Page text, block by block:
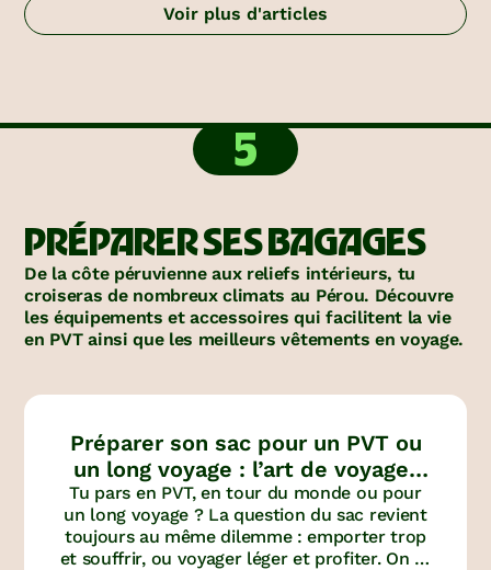
Voir plus d'articles
5
PRÉPARER SES BAGAGES
De la côte péruvienne aux reliefs intérieurs, tu
croiseras de nombreux climats au Pérou. Découvre
les équipements et accessoires qui facilitent la vie
en PVT ainsi que les meilleurs vêtements en voyage.
Préparer son sac pour un PVT ou
un long voyage : l’art de voyager
léger
Tu pars en PVT, en tour du monde ou pour
un long voyage ? La question du sac revient
toujours au même dilemme : emporter trop
et souffrir, ou voyager léger et profiter. On te